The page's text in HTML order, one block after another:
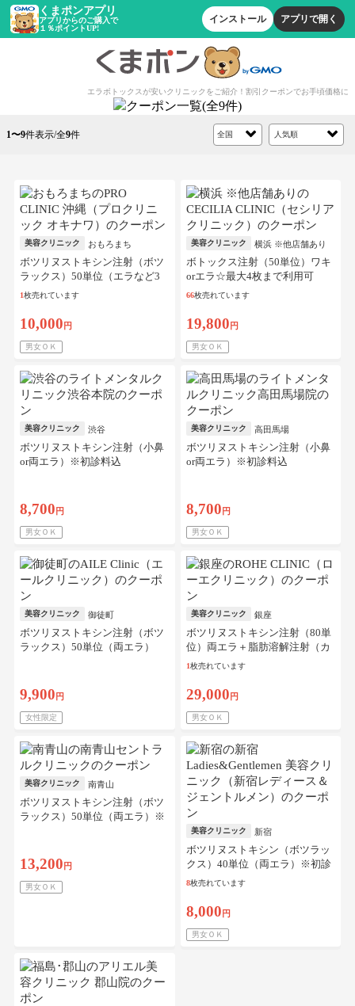
くまポンアプリ
アプリからのご購入で
１％ポイントUP!
インストール アプリで開く
エラボトックスが安いクリニックをご紹介！割引クーポンでお手頃価格に
1〜9件表示/全9件
美容クリニック おもろまち
ボツリヌストキシン注射（ボツ
ラックス）50単位（エラなど3
部位から選択）※初診料込
1枚売れています
10,000 円
男女ＯＫ
美容クリニック 横浜 ※他店舗あり
ボトックス注射（50単位）ワキ
orエラ☆最大4枚まで利用可
66枚売れています
19,800 円
男女ＯＫ
美容クリニック 渋谷
ボツリヌストキシン注射（小鼻
or両エラ）※初診料込
8,700 円
男女ＯＫ
美容クリニック 高田馬場
ボツリヌストキシン注射（小鼻
or両エラ）※初診料込
8,700 円
男女ＯＫ
美容クリニック 御徒町
ボツリヌストキシン注射（ボツ
ラックス）50単位（両エラ）
9,900 円
女性限定
美容クリニック 銀座
ボツリヌストキシン注射（80単
位）両エラ＋脂肪溶解注射（カ
ベリン）16cc（あご下）※初診
1枚売れています
29,000 円
男女ＯＫ
美容クリニック 南青山
ボツリヌストキシン注射（ボツ
ラックス）50単位（両エラ）※
13,200 円
男女ＯＫ
美容クリニック 新宿
ボツリヌストキシン（ボツラッ
クス）40単位（両エラ）※初診
料込
8枚売れています
8,000 円
男女ＯＫ